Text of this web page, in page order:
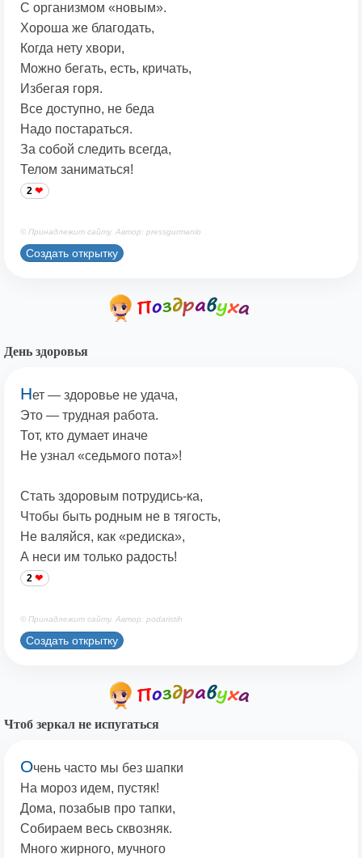
С организмом «новым».
Хороша же благодать,
Когда нету хвори,
Можно бегать, есть, кричать,
Избегая горя.
Все доступно, не беда
Надо постараться.
За собой следить всегда,
Телом заниматься!
2
© Принадлежит сайту. Автор: pressgurmanio
Создать открытку
День здоровья
Нет — здоровье не удача,
Это — трудная работа.
Тот, кто думает иначе
Не узнал «седьмого пота»!
Стать здоровым потрудись-ка,
Чтобы быть родным не в тягость,
Не валяйся, как «редиска»,
А неси им только радость!
2
© Принадлежит сайту. Автор: podaristih
Создать открытку
Чтоб зеркал не испугаться
Очень часто мы без шапки
На мороз идем, пустяк!
Дома, позабыв про тапки,
Собираем весь сквозняк.
Много жирного, мучного